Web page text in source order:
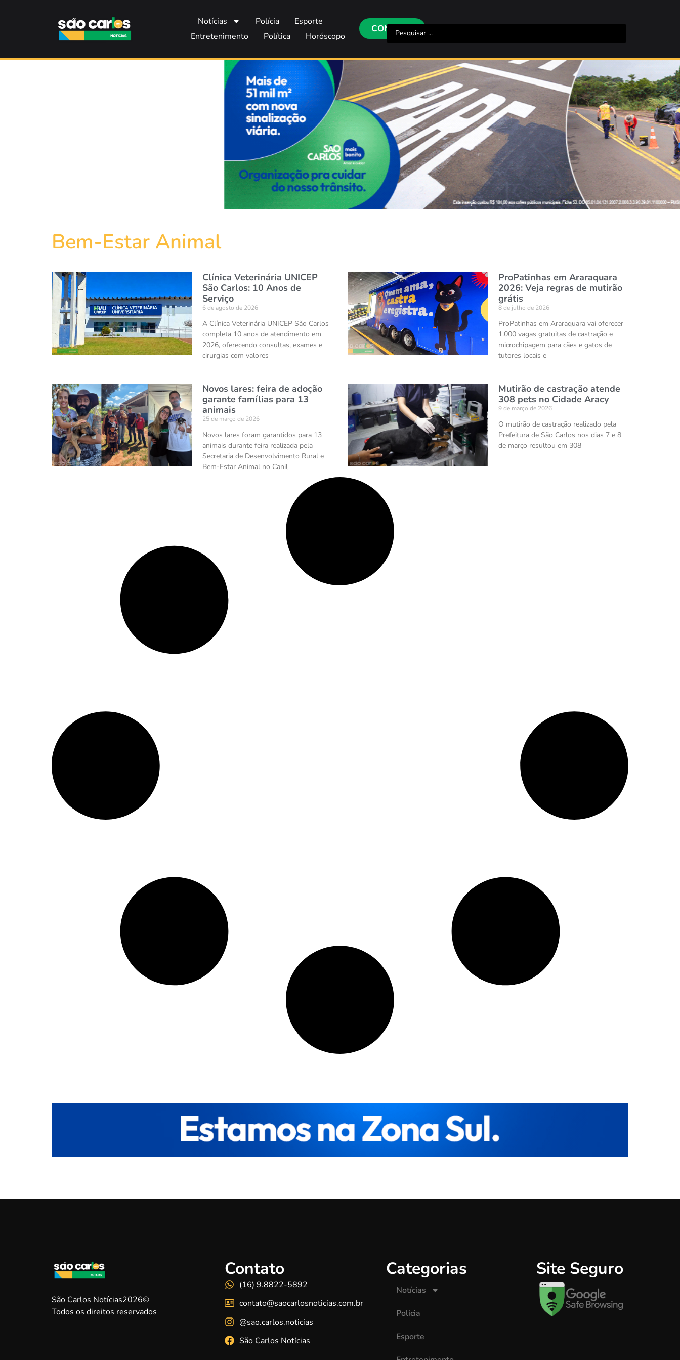
Notícias Polícia
Esporte
Entretenimento
Política Horóscopo
CONTATO
Bem-Estar Animal
Clínica Veterinária UNICEP
São Carlos: 10 Anos de
Serviço
6 de agosto de 2026
A Clínica Veterinária UNICEP São Carlos
completa 10 anos de atendimento em
2026, oferecendo consultas, exames e
cirurgias com valores
ProPatinhas em Araraquara
2026: Veja regras de mutirão
grátis
8 de julho de 2026
ProPatinhas em Araraquara vai oferecer
1.000 vagas gratuitas de castração e
microchipagem para cães e gatos de
tutores locais e
Novos lares: feira de adoção
garante famílias para 13
animais
25 de março de 2026
Novos lares foram garantidos para 13
animais durante feira realizada pela
Secretaria de Desenvolvimento Rural e
Bem-Estar Animal no Canil
Mutirão de castração atende
308 pets no Cidade Aracy
9 de março de 2026
O mutirão de castração realizado pela
Prefeitura de São Carlos nos dias 7 e 8
de março resultou em 308
São Carlos Notícias2026©
Todos os direitos reservados
Contato
(16) 9.8822-5892
contato@saocarlosnoticias.com.br
@sao.carlos.noticias
São Carlos Notícias
Categorias
Notícias
Polícia
Esporte
Site Seguro